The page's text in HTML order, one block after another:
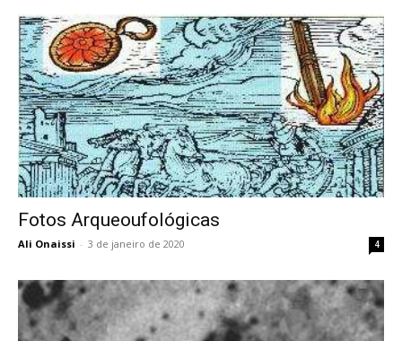
Fotos Arqueoufológicas
Ali Onaissi - 3 de janeiro de 2020 4